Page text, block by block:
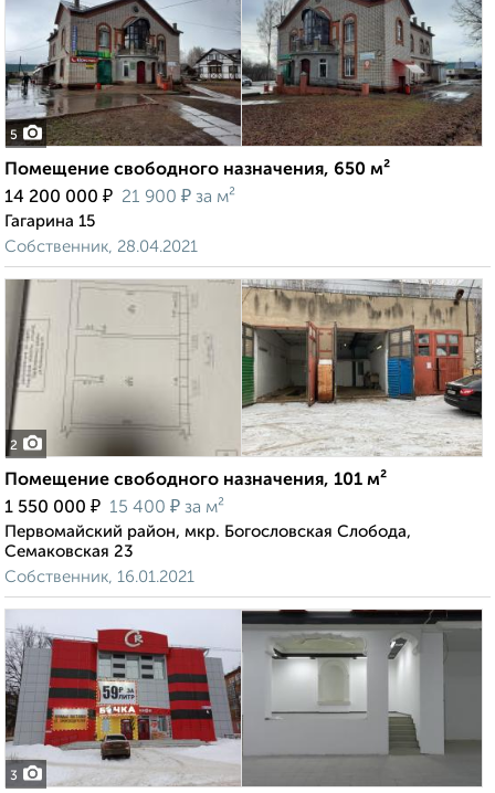
5
Помещение свободного назначения, 650 м²
14 200 000 ₽ 21 900 ₽ за м²
Гагарина 15
Собственник, 28.04.2021
2
Помещение свободного назначения, 101 м²
1 550 000 ₽ 15 400 ₽ за м²
Первомайский район, мкр. Богословская Слобода,
Семаковская 23
Собственник, 16.01.2021
3